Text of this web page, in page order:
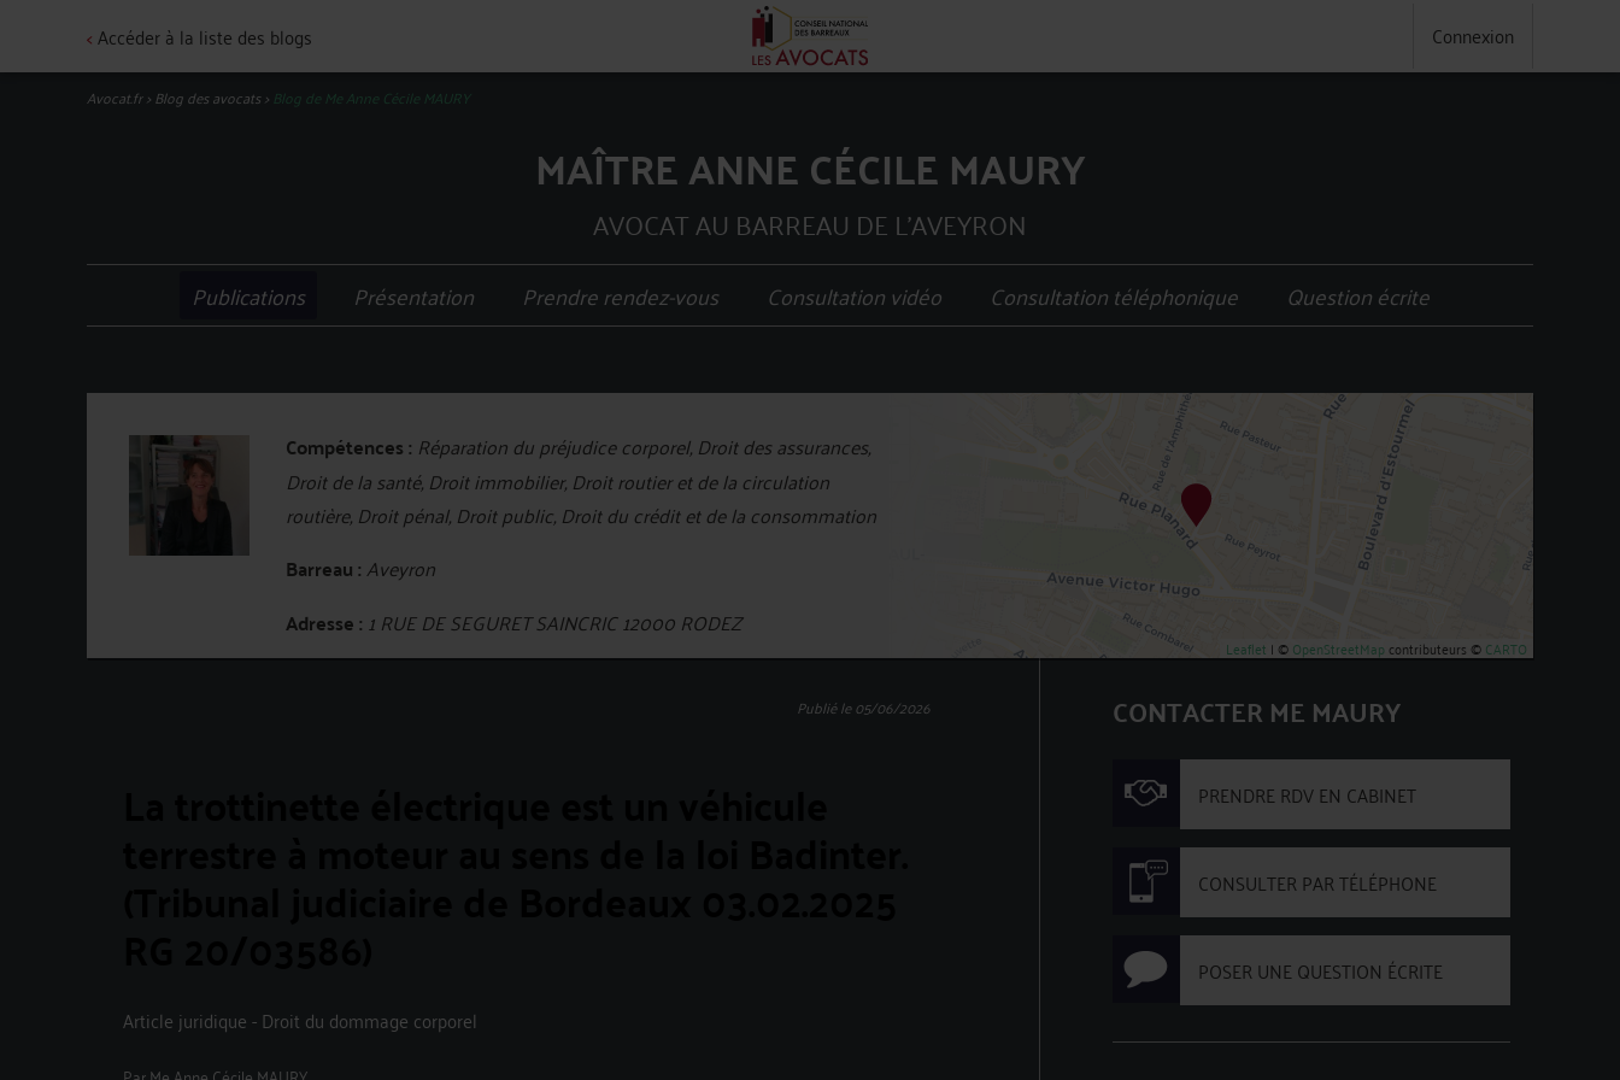
<Accéder à la liste des blogs Connexion
Avocat.fr>Blog des avocats> Blog de Me Anne Cécile MAURY
MAÎTRE ANNE CÉCILE MAURY
AVOCAT AU BARREAU DE L'AVEYRON
Publications Présentation Prendre rendez-vous Consultation vidéo Consultation téléphonique Question écrite
Compétences : Réparation du préjudice corporel, Droit des assurances,
Droit de la santé, Droit immobilier, Droit routier et de la circulation
routière, Droit pénal, Droit public, Droit du crédit et de la consommation
Barreau :Aveyron
Adresse : 1 RUE DE SEGURET SAINCRIC 12000 RODEZ
Leaflet | ©OpenStreetMap contributeurs ©CARTO
Publié le 05/06/2026
Article juridique - Droit du dommage corporel
CONTACTER ME MAURY
PRENDRE RDV EN CABINET
CONSULTER PAR TÉLÉPHONE
POSER UNE QUESTION ÉCRITE